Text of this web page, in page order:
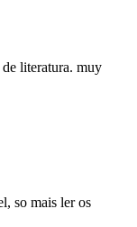
literatura. muy
so mais ler os